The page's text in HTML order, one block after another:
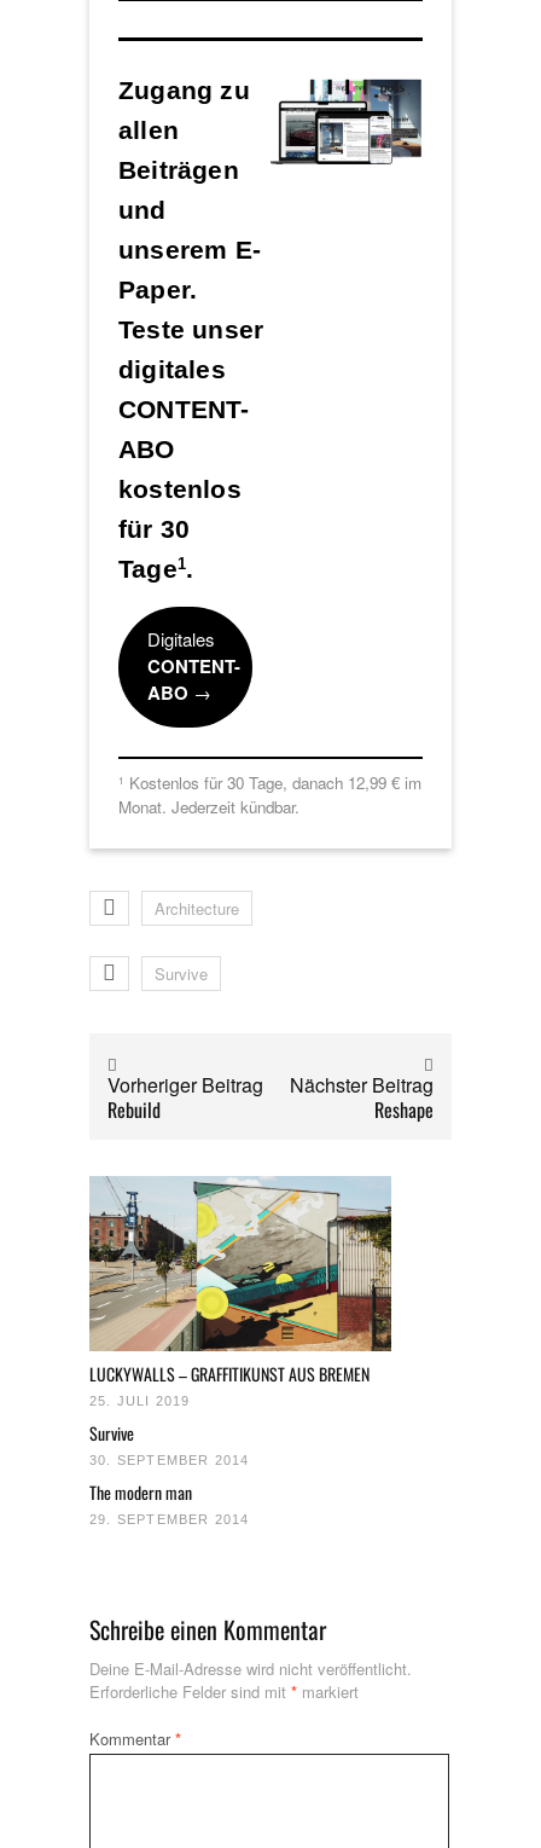
Zugang zu
allen
Beiträgen
und
unserem E-
Paper.
Teste unser
digitales
CONTENT-
ABO
kostenlos
für 30
Tage1.
Digitales
CONTENT-
ABO →
1 Kostenlos für 30 Tage, danach 12,99 € im
Monat. Jederzeit kündbar.
Architecture
Survive
Vorheriger Beitrag
Rebuild
Nächster Beitrag
Reshape
LUCKYWALLS – GRAFFITIKUNST AUS BREMEN
25. JULI 2019
Survive
30. SEPTEMBER 2014
The modern man
29. SEPTEMBER 2014
Schreibe einen Kommentar
Deine E-Mail-Adresse wird nicht veröffentlicht.
Erforderliche Felder sind mit * markiert
Kommentar*